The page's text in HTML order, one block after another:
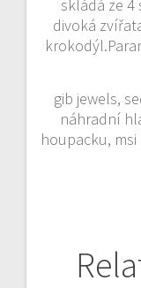
skládá ze
divoká
gib jewels,
náhradní
houpacku,